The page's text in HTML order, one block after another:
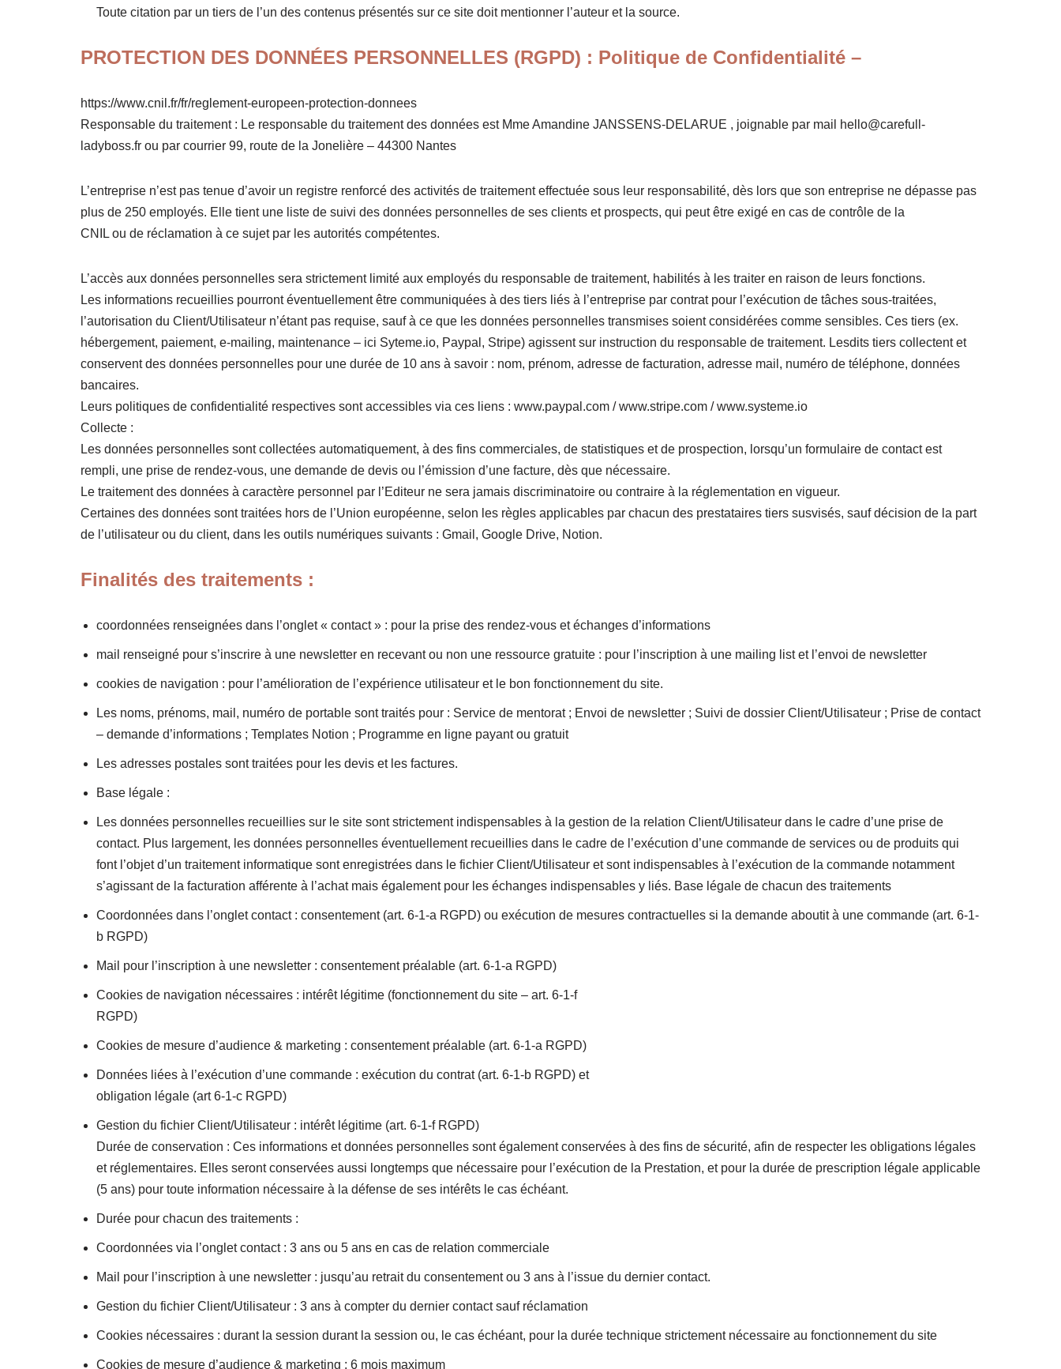
Toute citation par un tiers de l’un des contenus présentés sur ce site doit mentionner l’auteur et la source.
PROTECTION DES DONNÉES PERSONNELLES (RGPD) : Politique de Confidentialité –
https://www.cnil.fr/fr/reglement-europeen-protection-donnees
Responsable du traitement : Le responsable du traitement des données est Mme Amandine JANSSENS-DELARUE , joignable par mail hello@carefull-
ladyboss.fr ou par courrier 99, route de la Jonelière – 44300 Nantes
L’entreprise n’est pas tenue d’avoir un registre renforcé des activités de traitement effectuée sous leur responsabilité, dès lors que son entreprise ne dépasse pas
plus de 250 employés. Elle tient une liste de suivi des données personnelles de ses clients et prospects, qui peut être exigé en cas de contrôle de la
CNIL ou de réclamation à ce sujet par les autorités compétentes.
L’accès aux données personnelles sera strictement limité aux employés du responsable de traitement, habilités à les traiter en raison de leurs fonctions.
Les informations recueillies pourront éventuellement être communiquées à des tiers liés à l’entreprise par contrat pour l’exécution de tâches sous-traitées,
l’autorisation du Client/Utilisateur n’étant pas requise, sauf à ce que les données personnelles transmises soient considérées comme sensibles. Ces tiers (ex.
hébergement, paiement, e-mailing, maintenance – ici Syteme.io, Paypal, Stripe) agissent sur instruction du responsable de traitement. Lesdits tiers collectent et
conservent des données personnelles pour une durée de 10 ans à savoir : nom, prénom, adresse de facturation, adresse mail, numéro de téléphone, données
bancaires.
Leurs politiques de confidentialité respectives sont accessibles via ces liens : www.paypal.com / www.stripe.com / www.systeme.io
Collecte :
Les données personnelles sont collectées automatiquement, à des fins commerciales, de statistiques et de prospection, lorsqu’un formulaire de contact est
rempli, une prise de rendez-vous, une demande de devis ou l’émission d’une facture, dès que nécessaire.
Le traitement des données à caractère personnel par l’Editeur ne sera jamais discriminatoire ou contraire à la réglementation en vigueur.
Certaines des données sont traitées hors de l’Union européenne, selon les règles applicables par chacun des prestataires tiers susvisés, sauf décision de la part
de l’utilisateur ou du client, dans les outils numériques suivants : Gmail, Google Drive, Notion.
Finalités des traitements :
coordonnées renseignées dans l’onglet « contact » : pour la prise des rendez-vous et échanges d’informations
mail renseigné pour s’inscrire à une newsletter en recevant ou non une ressource gratuite : pour l’inscription à une mailing list et l’envoi de newsletter
cookies de navigation : pour l’amélioration de l’expérience utilisateur et le bon fonctionnement du site.
Les noms, prénoms, mail, numéro de portable sont traités pour : Service de mentorat ; Envoi de newsletter ; Suivi de dossier Client/Utilisateur ; Prise de contact
– demande d’informations ; Templates Notion ; Programme en ligne payant ou gratuit
Les adresses postales sont traitées pour les devis et les factures.
Base légale :
Les données personnelles recueillies sur le site sont strictement indispensables à la gestion de la relation Client/Utilisateur dans le cadre d’une prise de
contact. Plus largement, les données personnelles éventuellement recueillies dans le cadre de l’exécution d’une commande de services ou de produits qui
font l’objet d’un traitement informatique sont enregistrées dans le fichier Client/Utilisateur et sont indispensables à l’exécution de la commande notamment
s’agissant de la facturation afférente à l’achat mais également pour les échanges indispensables y liés. Base légale de chacun des traitements
Coordonnées dans l’onglet contact : consentement (art. 6-1-a RGPD) ou exécution de mesures contractuelles si la demande aboutit à une commande (art. 6-1-
b RGPD)
Mail pour l’inscription à une newsletter : consentement préalable (art. 6-1-a RGPD)
Cookies de navigation nécessaires : intérêt légitime (fonctionnement du site – art. 6-1-f
RGPD)
Cookies de mesure d’audience & marketing : consentement préalable (art. 6-1-a RGPD)
Données liées à l’exécution d’une commande : exécution du contrat (art. 6-1-b RGPD) et
obligation légale (art 6-1-c RGPD)
Gestion du fichier Client/Utilisateur : intérêt légitime (art. 6-1-f RGPD)
Durée de conservation : Ces informations et données personnelles sont également conservées à des fins de sécurité, afin de respecter les obligations légales
et réglementaires. Elles seront conservées aussi longtemps que nécessaire pour l’exécution de la Prestation, et pour la durée de prescription légale applicable
(5 ans) pour toute information nécessaire à la défense de ses intérêts le cas échéant.
Durée pour chacun des traitements :
Coordonnées via l’onglet contact : 3 ans ou 5 ans en cas de relation commerciale
Mail pour l’inscription à une newsletter : jusqu’au retrait du consentement ou 3 ans à l’issue du dernier contact.
Gestion du fichier Client/Utilisateur : 3 ans à compter du dernier contact sauf réclamation
Cookies nécessaires : durant la session durant la session ou, le cas échéant, pour la durée technique strictement nécessaire au fonctionnement du site
Cookies de mesure d’audience & marketing : 6 mois maximum